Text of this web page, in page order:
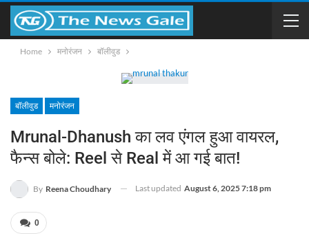
Home मनोरंजन बॉलीवुड
बॉलीवुड मनोरंजन
Mrunal-Dhanush का लव एंगल हुआ वायरल,
फैन्स बोले: Reel से Real में आ गई बात!
By Reena Choudhary Last updated August 6, 2025 7:18 pm
0